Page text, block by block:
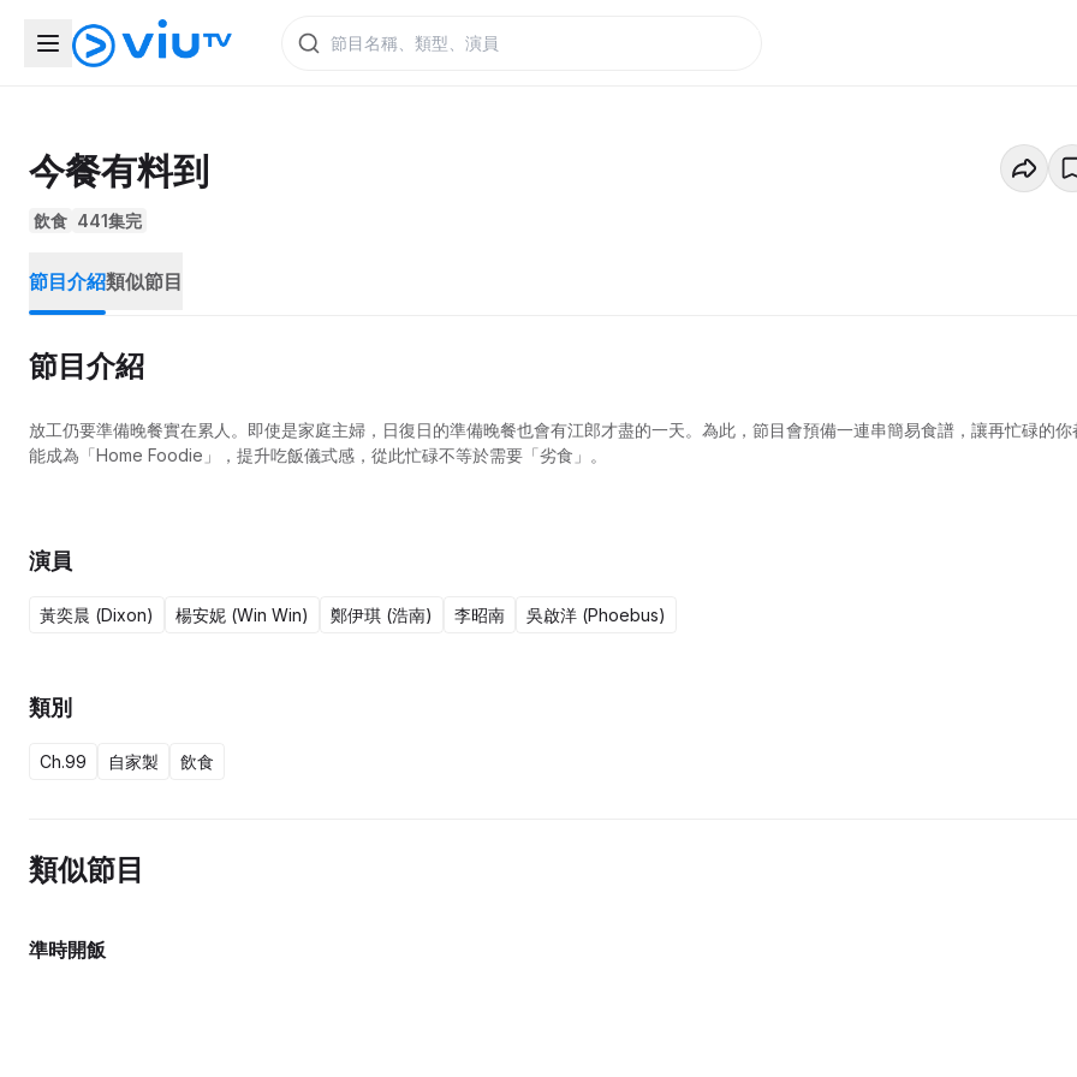
今餐有料到
飲食 441集完
節目介紹類似節目
節目介紹
放工仍要準備晚餐實在累人。即使是家庭主婦，日復日的準備晚餐也會有江郎才盡的一天。為此，節目會預備一連串簡易食譜，讓再忙碌的你
能成為「Home Foodie」，提升吃飯儀式感，從此忙碌不等於需要「劣食」。
演員
黃奕晨 (Dixon) 楊安妮 (Win Win) 鄭伊琪 (浩南) 李昭南 吳啟洋 (Phoebus)
類別
Ch.99 自家製 飲食
類似節目
準時開飯